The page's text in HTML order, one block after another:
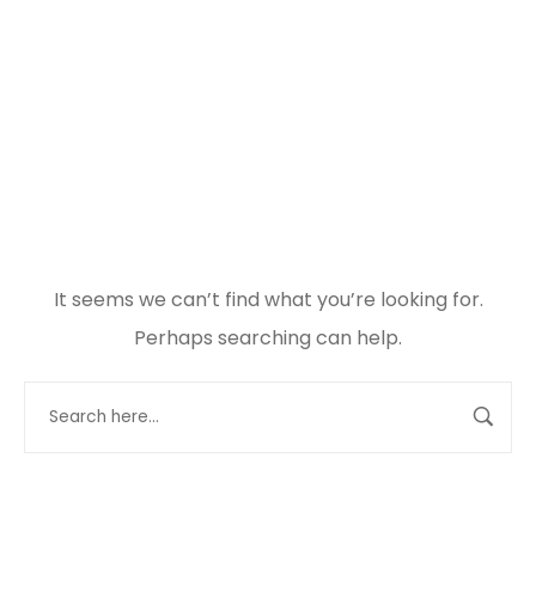
It seems we can’t find what you’re looking for.
Perhaps searching can help.